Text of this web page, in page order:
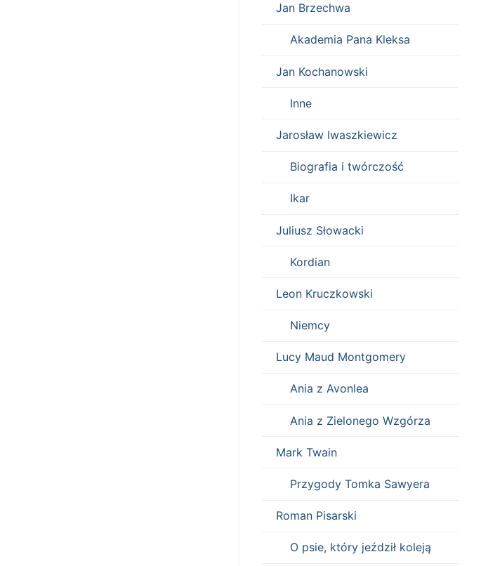
Jan Brzechwa
Akademia Pana Kleksa
Jan Kochanowski
Inne
Jarosław Iwaszkiewicz
Biografia i twórczość
Ikar
Juliusz Słowacki
Kordian
Leon Kruczkowski
Niemcy
Lucy Maud Montgomery
Ania z Avonlea
Ania z Zielonego Wzgórza
Mark Twain
Przygody Tomka Sawyera
Roman Pisarski
O psie, który jeździł koleją